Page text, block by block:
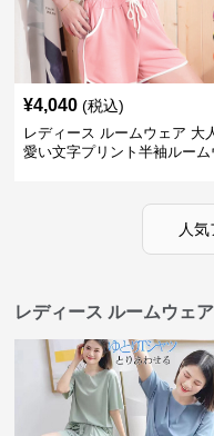
¥4,040 (税込)
レディース ルームウェア 大
愛い文字プリント半袖ルーム
人
レディース ルームウェ